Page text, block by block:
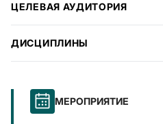
ЦЕЛЕВАЯ АУДИТОРИЯ
ДИСЦИПЛИНЫ
МЕРОПРИЯТИЕ